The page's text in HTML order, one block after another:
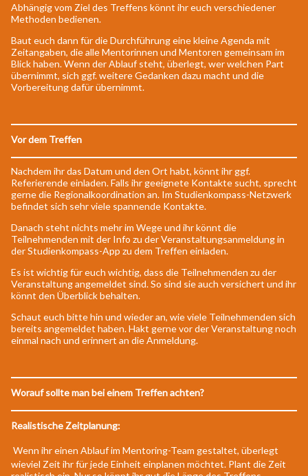
Abhängig vom Ziel des Treffens könnt ihr euch verschiedener
Methoden bedienen.
Baut euch dann für die Durchführung eine kleine Agenda mit
Zeitangaben, die alle Mentorinnen und Mentoren gemeinsam im
Blick haben. Wenn der Ablauf steht, überlegt, wer welchen Part
übernimmt, sich ggf. weitere Gedanken dazu macht und die
Vorbereitung dafür übernimmt.
Vor dem Treffen
Nachdem ihr das Datum und den Ort habt, könnt ihr ggf.
Referierende einladen. Falls ihr geeignete Kontakte sucht, sprecht
gerne die Regionalkoordination an. Im Studienkompass-Netzwerk
befindet sich sehr viele spannende Kontakte.
Danach steht nichts mehr im Wege und ihr könnt die
Teilnehmenden mit der Info zu der Veranstaltungsanmeldung in
der Studienkompass-App zu dem Treffen einladen.
Es ist wichtig für euch wichtig, dass die Teilnehmenden zu der
Veranstaltung angemeldet sind. So sind sie auch versichert und ihr
könnt den Überblick behalten.
Schaut euch bitte hin und wieder an, wie viele Teilnehmenden sich
bereits angemeldet haben. Hakt gerne vor der Veranstaltung noch
einmal nach und erinnert an die Anmeldung.
Worauf sollte man bei einem Treffen achten?
Realistische Zeitplanung:
Wenn ihr einen Ablauf im Mentoring-Team gestaltet, überlegt
wieviel Zeit ihr für jede Einheit einplanen möchtet. Plant die Zeit